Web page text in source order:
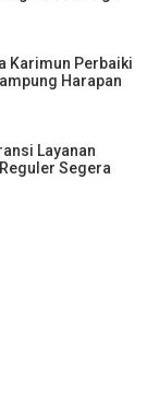
Karimun Perbaiki
Harapan
Layanan
Segera